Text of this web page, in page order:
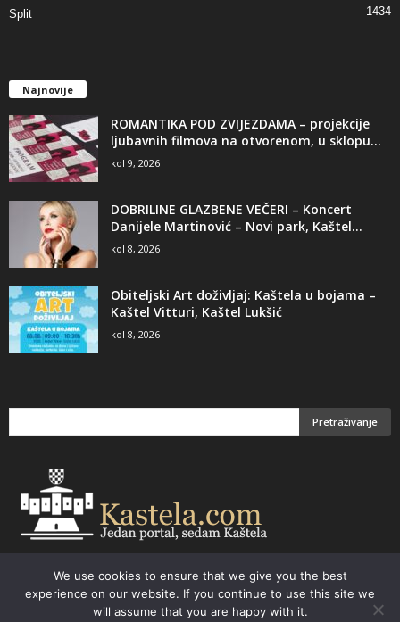
Split 1434
Najnovije
ROMANTIKA POD ZVIJEZDAMA – projekcije
ljubavnih filmova na otvorenom, u sklopu...
kol 9, 2026
DOBRILINE GLAZBENE VEČERI – Koncert
Danijele Martinović – Novi park, Kaštel...
kol 8, 2026
Obiteljski Art doživljaj: Kaštela u bojama –
Kaštel Vitturi, Kaštel Lukšić
kol 8, 2026
kastela@kastela.com Tel: +385 21 232-437 Izrada web stranica,
prodaja informatičke opreme. Vaš izbor –
Parchy Computers
We use cookies to ensure that we give you the best
experience on our website. If you continue to use this site we
will assume that you are happy with it.